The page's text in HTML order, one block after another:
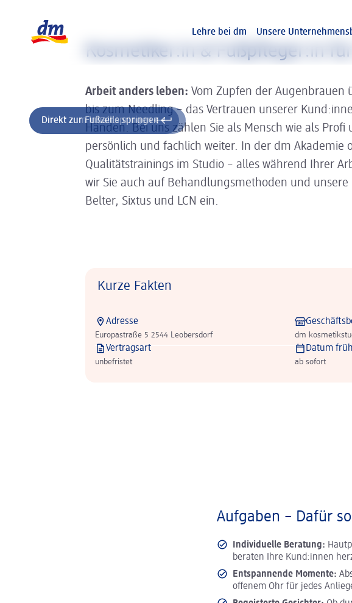
Direkt zum Inhalt springen
Direkt zur Fußzeile springen
Lehre bei dm
Unsere
Kosmetiker:in & Fußpfleger:in
Arbeit anders leben: Vom Zupfen der Augenbrauen
bis zum Needling – das Vertrauen unserer
Händen. Bei uns zählen Sie als Mensch wie als Profi
persönlich und fachlich weiter. In der dm Akademie
Qualitätstrainings im Studio – alles während Ihrer
wir Sie auch auf Behandlungsmethoden und unsere
Belter, Sixtus und LCN ein.
Kurze Fakten
Adresse
Europastraße 5 2544 Leobersdorf dm
Vertragsart
unbefristet
Datum
ab sofort
Aufgaben – Dafür
Individuelle Beratung:
beraten Ihre Kund:innen
Entspannende Momente:
offenem Ohr für jedes